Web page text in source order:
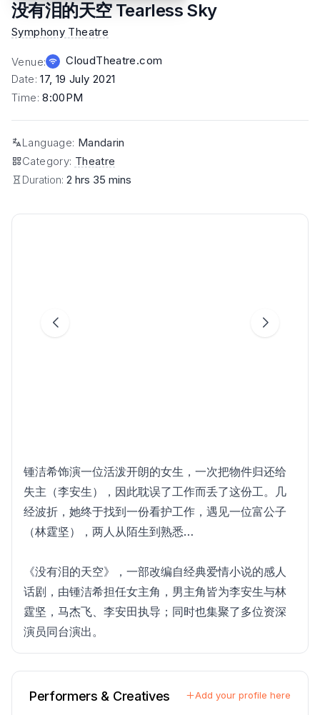
没有泪的天空 Tearless Sky
Symphony Theatre
Venue:
CloudTheatre.com
Date:17, 19 July 2021
Time:8:00PM
Language: Mandarin
Category: Theatre
Duration: 2 hrs 35 mins
锺洁希饰演一位活泼开朗的女生，一次把物件归还给
失主（李安生），因此耽误了工作而丢了这份工。几
经波折，她终于找到一份看护工作，遇见一位富公子
（林霆坚），两人从陌生到熟悉…
《没有泪的天空》，一部改编自经典爱情小说的感人
话剧，由锺洁希担任女主角，男主角皆为李安生与林
霆坚，马杰飞、李安田执导；同时也集聚了多位资深
演员同台演出。
Performers & Creatives Add your profile here